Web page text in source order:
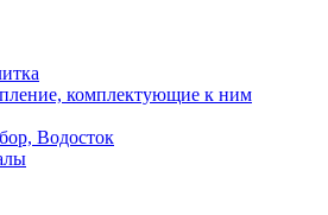
комплектующие к ним
Водосток